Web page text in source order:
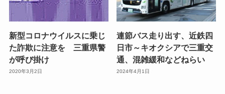
新型コロナウイルスに乗じ
た詐欺に注意を 三重県警
が呼び掛け
2020年3月2日
連節バス走り出す、近鉄四
日市～キオクシアで三重交
通、混雑緩和などねらい
2024年4月1日